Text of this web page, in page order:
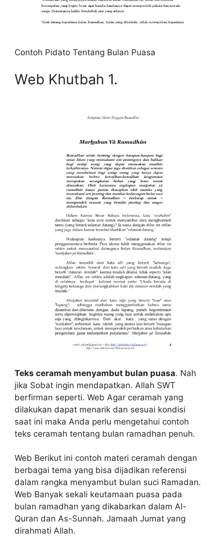
Contoh Pidato Tentang Bulan Puasa
Web Khutbah 1.
Teks ceramah menyambut bulan puasa. Nah
jika Sobat ingin mendapatkan. Allah SWT
berfirman seperti. Web Agar ceramah yang
dilakukan dapat menarik dan sesuai kondisi
saat ini maka Anda perlu mengetahui contoh
teks ceramah tentang bulan ramadhan penuh.
Web Berikut ini contoh materi ceramah dengan
berbagai tema yang bisa dijadikan referensi
dalam rangka menyambut bulan suci Ramadan.
Web Banyak sekali keutamaan puasa pada
bulan ramadhan yang dikabarkan dalam Al-
Quran dan As-Sunnah. Jamaah Jumat yang
dirahmati Allah.